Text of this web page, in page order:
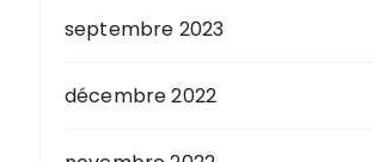
septembre 2023
décembre 2022